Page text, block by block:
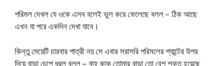
পরিমল দেখল যে ওকে এসব বলেই ভুল করে ফেলেছে বলল – ঠিক আছে
এখন যা পরে একদিন দেখা যাবে।
কিন্তু মেয়েটি চারবার পাত্রী নয় সে এবার সরাসরি পরিমলের প্যান্টের উপর
দিয়ে বাড়া চেপে ধরল বলল – বাহ কাকু তোমার বাড়া তো বেশ শক্ত হয়েছে